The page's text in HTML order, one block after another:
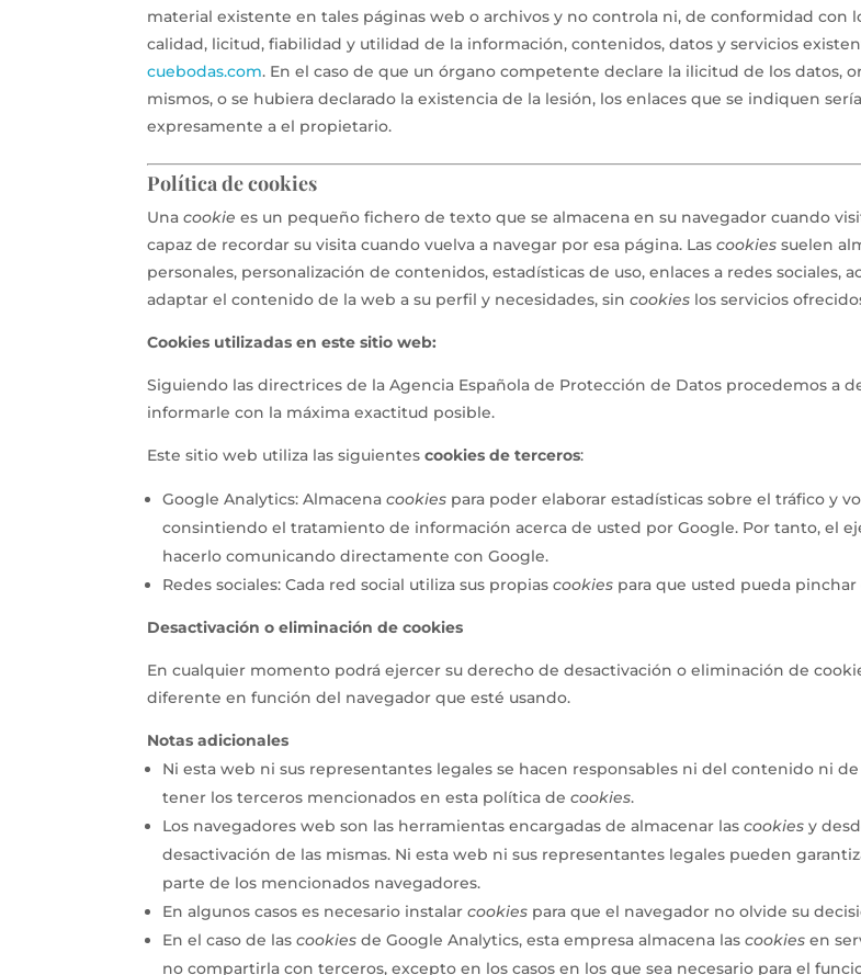
material existente en tales páginas web o archivos y no controla ni, de conformidad con
calidad, licitud, fiabilidad y utilidad de la información, contenidos, datos y servicios
cuebodas.com. En el caso de que un órgano competente declare la ilicitud de los datos,
mismos, o se hubiera declarado la existencia de la lesión, los enlaces que se indiquen
expresamente a el propietario.
Política de cookies
Una cookie es un pequeño fichero de texto que se almacena en su navegador cuando
capaz de recordar su visita cuando vuelva a navegar por esa página. Las cookies suelen
personales, personalización de contenidos, estadísticas de uso, enlaces a redes sociales,
adaptar el contenido de la web a su perfil y necesidades, sin cookies los servicios
Cookies utilizadas en este sitio web:
Siguiendo las directrices de la Agencia Española de Protección de Datos procedemos a
informarle con la máxima exactitud posible.
Este sitio web utiliza las siguientes cookies de terceros:
Google Analytics: Almacena cookies para poder elaborar estadísticas sobre el tráfico y
consintiendo el tratamiento de información acerca de usted por Google. Por tanto, el
hacerlo comunicando directamente con Google.
Redes sociales: Cada red social utiliza sus propias cookies para que usted pueda
Desactivación o eliminación de cookies
En cualquier momento podrá ejercer su derecho de desactivación o eliminación de
diferente en función del navegador que esté usando.
Notas adicionales
Ni esta web ni sus representantes legales se hacen responsables ni del contenido ni
tener los terceros mencionados en esta política de cookies.
Los navegadores web son las herramientas encargadas de almacenar las cookies y
desactivación de las mismas. Ni esta web ni sus representantes legales pueden
parte de los mencionados navegadores.
En algunos casos es necesario instalar cookies para que el navegador no olvide su
En el caso de las cookies de Google Analytics, esta empresa almacena las cookies en
no compartirla con terceros, excepto en los casos en los que sea necesario para el